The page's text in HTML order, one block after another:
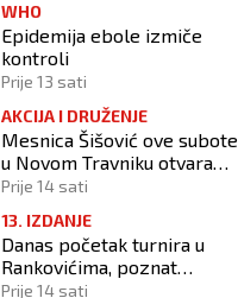
WHO
Epidemija ebole izmiče
kontroli
Prije 13 sati
AKCIJA I DRUŽENJE
Mesnica Šišović ove subote
u Novom Travniku otvara
poslovnicu!
Prije 14 sati
13. IZDANJE
Danas početak turnira u
Rankovićima, poznat
raspored prvog dana
Prije 14 sati